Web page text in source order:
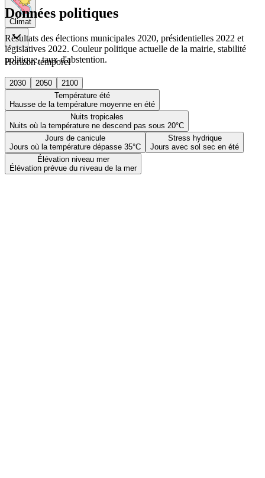
Climat
Horizon temporel
2030 2050
2100
Température été
Hausse de la température moyenne en été
Nuits tropicales
Nuits où la température ne descend pas sous 20°C
Jours de canicule
Jours où la température dépasse 35°C
Stress hydrique
Jours avec sol sec en été
Élévation niveau mer
Élévation prévue du niveau de la mer
Données politiques
Résultats des élections municipales 2020, présidentielles 2022 et
législatives 2022. Couleur politique actuelle de la mairie, stabilité
politique, taux d'abstention.